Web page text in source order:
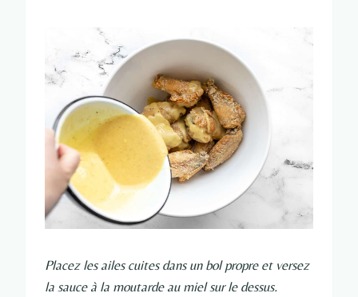
Placez les ailes cuites dans un bol propre et versez
la sauce à la moutarde au miel sur le dessus.